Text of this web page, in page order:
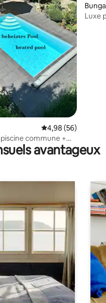
de 23 commentaires : 5 sur 5
Évaluation
4,98 (56)
commune +
Luxe
avantageux